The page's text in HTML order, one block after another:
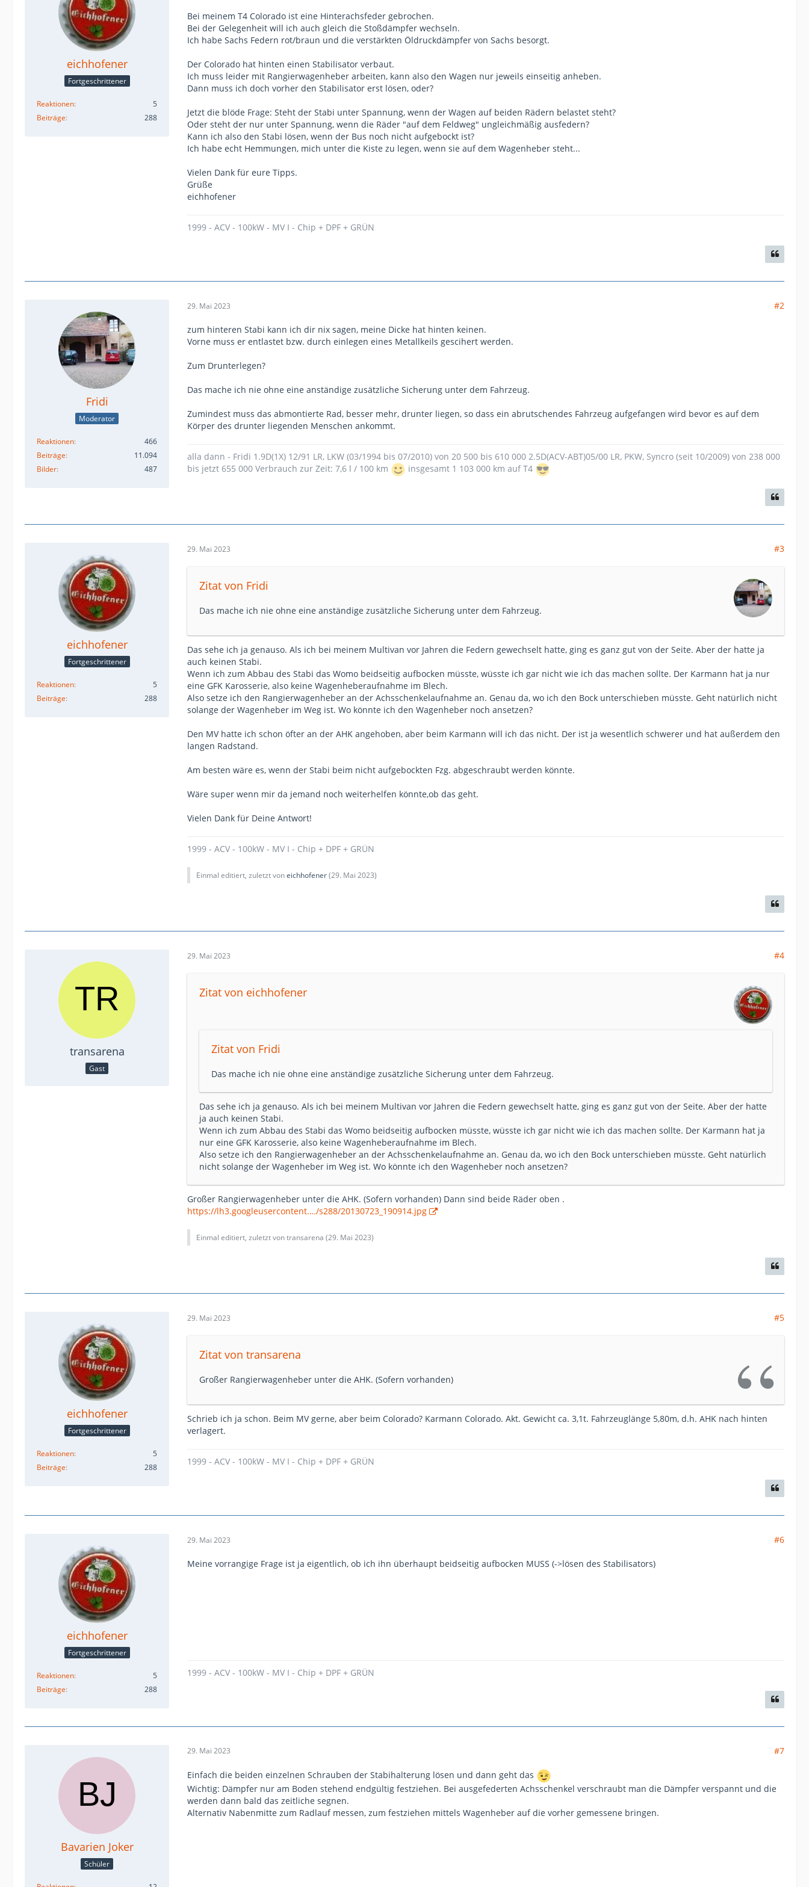
eichhofener
Fortgeschrittener
Reaktionen
5
Beiträge
288
Bei meinem T4 Colorado ist eine Hinterachsfeder gebrochen.
Bei der Gelegenheit will ich auch gleich die Stoßdämpfer wechseln.
Ich habe Sachs Federn rot/braun und die verstärkten Öldruckdämpfer von Sachs besorgt.
Der Colorado hat hinten einen Stabilisator verbaut.
Ich muss leider mit Rangierwagenheber arbeiten, kann also den Wagen nur jeweils einseitig anheben.
Dann muss ich doch vorher den Stabilisator erst lösen, oder?
Jetzt die blöde Frage: Steht der Stabi unter Spannung, wenn der Wagen auf beiden Rädern belastet steht?
Oder steht der nur unter Spannung, wenn die Räder "auf dem Feldweg" ungleichmäßig ausfedern?
Kann ich also den Stabi lösen, wenn der Bus noch nicht aufgebockt ist?
Ich habe echt Hemmungen, mich unter die Kiste zu legen, wenn sie auf dem Wagenheber steht...
Vielen Dank für eure Tipps.
Grüße
eichhofener
1999 - ACV - 100kW - MV I - Chip + DPF + GRÜN
Fridi
Moderator
Reaktionen
466
Beiträge
11.094
Bilder
487
29. Mai 2023 #2
zum hinteren Stabi kann ich dir nix sagen, meine Dicke hat hinten keinen.
Vorne muss er entlastet bzw. durch einlegen eines Metallkeils gescihert werden.
Zum Drunterlegen?
Das mache ich nie ohne eine anständige zusätzliche Sicherung unter dem Fahrzeug.
Zumindest muss das abmontierte Rad, besser mehr, drunter liegen, so dass ein abrutschendes Fahrzeug aufgefangen wird bevor es auf dem
Körper des drunter liegenden Menschen ankommt.
alla dann - Fridi 1.9D(1X) 12/91 LR, LKW (03/1994 bis 07/2010) von 20 500 bis 610 000 2.5D(ACV-ABT)05/00 LR, PKW, Syncro (seit 10/2009) von 238 000
bis jetzt 655 000 Verbrauch zur Zeit: 7,6 l / 100 km
insgesamt 1 103 000 km auf T4
eichhofener
Fortgeschrittener
Reaktionen
5
Beiträge
288
29. Mai 2023 #3
Zitat von Fridi
Das mache ich nie ohne eine anständige zusätzliche Sicherung unter dem Fahrzeug.
Das sehe ich ja genauso. Als ich bei meinem Multivan vor Jahren die Federn gewechselt hatte, ging es ganz gut von der Seite. Aber der hatte ja
auch keinen Stabi.
Wenn ich zum Abbau des Stabi das Womo beidseitig aufbocken müsste, wüsste ich gar nicht wie ich das machen sollte. Der Karmann hat ja nur
eine GFK Karosserie, also keine Wagenheberaufnahme im Blech.
Also setze ich den Rangierwagenheber an der Achsschenkelaufnahme an. Genau da, wo ich den Bock unterschieben müsste. Geht natürlich nicht
solange der Wagenheber im Weg ist. Wo könnte ich den Wagenheber noch ansetzen?
Den MV hatte ich schon öfter an der AHK angehoben, aber beim Karmann will ich das nicht. Der ist ja wesentlich schwerer und hat außerdem den
langen Radstand.
Am besten wäre es, wenn der Stabi beim nicht aufgebockten Fzg. abgeschraubt werden könnte.
Wäre super wenn mir da jemand noch weiterhelfen könnte,ob das geht.
Vielen Dank für Deine Antwort!
1999 - ACV - 100kW - MV I - Chip + DPF + GRÜN
Einmal editiert, zuletzt voneichhofener(29. Mai 2023)
transarena
Gast
29. Mai 2023 #4
Zitat von eichhofener
Zitat von Fridi
Das mache ich nie ohne eine anständige zusätzliche Sicherung unter dem Fahrzeug.
Das sehe ich ja genauso. Als ich bei meinem Multivan vor Jahren die Federn gewechselt hatte, ging es ganz gut von der Seite. Aber der hatte
ja auch keinen Stabi.
Wenn ich zum Abbau des Stabi das Womo beidseitig aufbocken müsste, wüsste ich gar nicht wie ich das machen sollte. Der Karmann hat ja
nur eine GFK Karosserie, also keine Wagenheberaufnahme im Blech.
Also setze ich den Rangierwagenheber an der Achsschenkelaufnahme an. Genau da, wo ich den Bock unterschieben müsste. Geht natürlich
nicht solange der Wagenheber im Weg ist. Wo könnte ich den Wagenheber noch ansetzen?
Großer Rangierwagenheber unter die AHK. (Sofern vorhanden) Dann sind beide Räder oben .
https://lh3.googleusercontent.…/s288/20130723_190914.jpg
Einmal editiert, zuletzt von transarena (29. Mai 2023)
eichhofener
Fortgeschrittener
Reaktionen
5
Beiträge
288
29. Mai 2023 #5
Zitat von transarena
Großer Rangierwagenheber unter die AHK. (Sofern vorhanden)
Schrieb ich ja schon. Beim MV gerne, aber beim Colorado? Karmann Colorado. Akt. Gewicht ca. 3,1t. Fahrzeuglänge 5,80m, d.h. AHK nach hinten
verlagert.
1999 - ACV - 100kW - MV I - Chip + DPF + GRÜN
eichhofener
Fortgeschrittener
Reaktionen
5
Beiträge
288
29. Mai 2023 #6
Meine vorrangige Frage ist ja eigentlich, ob ich ihn überhaupt beidseitig aufbocken MUSS (->lösen des Stabilisators)
1999 - ACV - 100kW - MV I - Chip + DPF + GRÜN
Bavarien Joker
Schüler
29. Mai 2023 #7
Einfach die beiden einzelnen Schrauben der Stabihalterung lösen und dann geht das
Wichtig: Dämpfer nur am Boden stehend endgültig festziehen. Bei ausgefederten Achsschenkel verschraubt man die Dämpfer verspannt und die
werden dann bald das zeitliche segnen.
Alternativ Nabenmitte zum Radlauf messen, zum festziehen mittels Wagenheber auf die vorher gemessene bringen.